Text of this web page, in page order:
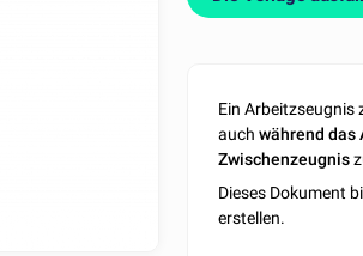
Ein Arbeitzseugnis
auchwährend
Zwischenzeugnis
Dieses Dokument
erstellen.